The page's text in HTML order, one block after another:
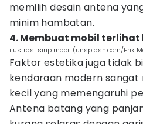
memilih desain antena
minim hambatan.
4. Membuat mobil terlihat
ilustrasi sirip mobil (unsplash.com/Erik
Faktor estetika juga tidak
kendaraan modern
kecil yang memengaruhi
Antena batang yang